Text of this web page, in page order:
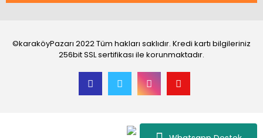
©karaköyPazarı 2022 Tüm hakları saklıdır. Kredi kartı bilgileriniz
256bit SSL sertifikası ile korunmaktadır.